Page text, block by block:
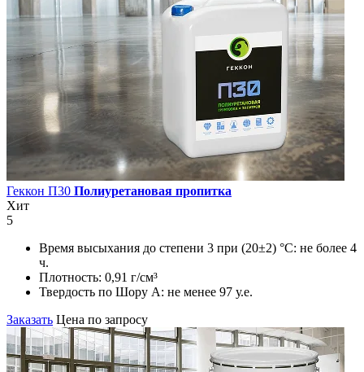
Геккон П30 Полиуретановая пропитка
Хит
5
Время высыхания до степени 3 при (20±2) °С: не более 4
ч.
Плотность: 0,91 г/см³
Твердость по Шору А: не менее 97 у.е.
Заказать Цена по запросу